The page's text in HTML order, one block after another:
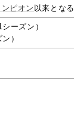
ピオン 以来となる
ーズン）
）